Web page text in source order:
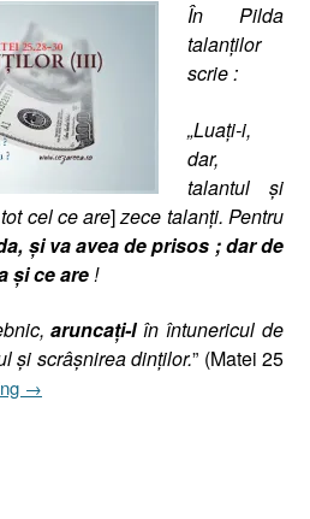
În Pilda
talanţilor
scrie :
„Luaţi-i,
dar,
talantul şi
cel ce are]zece talanţi. Pentru
şi va avea de prisos ; dar de
şi ce are !
aruncaţi-lîn întunericul de
şi scrâşnirea dinţilor.” (Matei 25
„Pilda
→